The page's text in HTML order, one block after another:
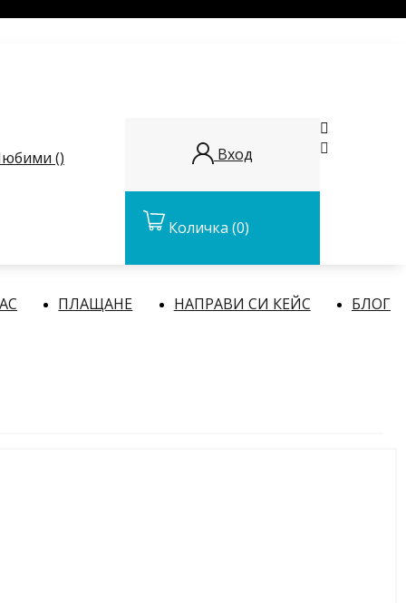
() Вход
Количка (0)


ПЛАЩАНЕ НАПРАВИ СИ КЕЙС
БЛОГ